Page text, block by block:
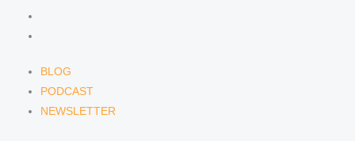
BLOG
PODCAST
NEWSLETTER